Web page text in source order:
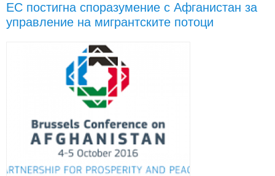
ЕС постигна споразумение с Афганистан за
управление на мигрантските потоци